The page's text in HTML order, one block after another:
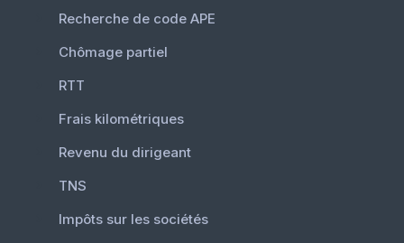
Recherche de code APE
Chômage partiel
RTT
Frais kilométriques
Revenu du dirigeant
TNS
Impôts sur les sociétés